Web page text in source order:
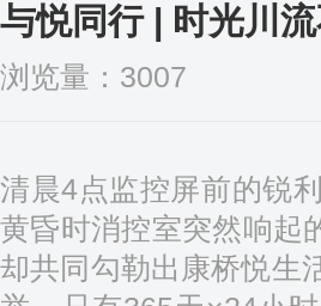
与悦同行 | 时光川
浏览量：3007
清晨4点监控屏前的锐
黄昏时消控室突然响起
却共同勾勒出康桥悦生